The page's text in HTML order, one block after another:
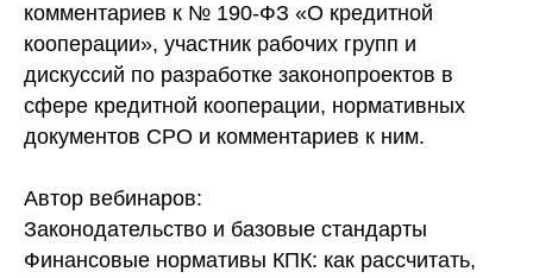
комментариев к № 190-ФЗ «О кредитной
кооперации», участник рабочих групп и
дискуссий по разработке законопроектов в
сфере кредитной кооперации, нормативных
документов СРО и комментариев к ним.
Автор вебинаров:
Законодательство и базовые стандарты
Финансовые нормативы КПК: как рассчитать,